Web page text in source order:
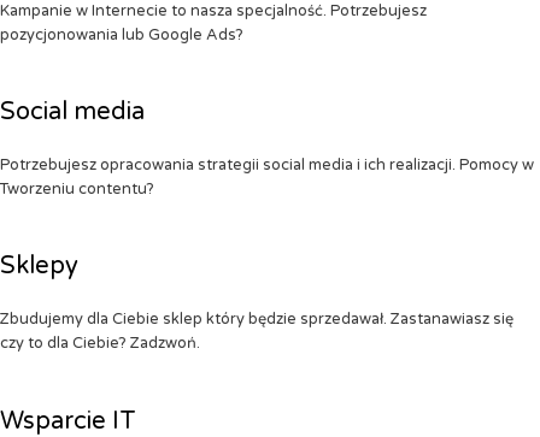
Kampanie w Internecie to nasza specjalność. Potrzebujesz
pozycjonowania lub Google Ads?
Social media
Potrzebujesz opracowania strategii social media i ich realizacji. Pomocy w
Tworzeniu contentu?
Sklepy
Zbudujemy dla Ciebie sklep który będzie sprzedawał. Zastanawiasz się
czy to dla Ciebie? Zadzwoń.
Wsparcie IT